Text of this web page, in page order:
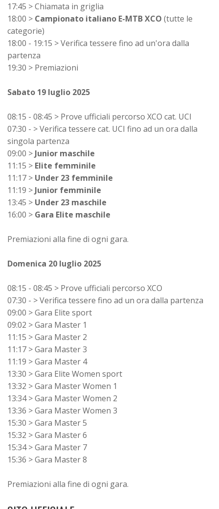
17:45 > Chiamata in griglia
18:00 > Campionato italiano E-MTB XCO (tutte le
categorie)
18:00 - 19:15 > Verifica tessere fino ad un'ora dalla
partenza
19:30 > Premiazioni
Sabato 19 luglio 2025
08:15 - 08:45 > Prove ufficiali percorso XCO cat. UCI
07:30 - > Verifica tessere cat. UCI fino ad un ora dalla
singola partenza
09:00 > Junior maschile
11:15 > Elite femminile
11:17 > Under 23 femminile
11:19 > Junior femminile
13:45 > Under 23 maschile
16:00 > Gara Elite maschile
Premiazioni alla fine di ogni gara.
Domenica 20 luglio 2025
08:15 - 08:45 > Prove ufficiali percorso XCO
07:30 - > Verifica tessere fino ad un ora dalla partenza
09:00 > Gara Elite sport
09:02 > Gara Master 1
11:15 > Gara Master 2
11:17 > Gara Master 3
11:19 > Gara Master 4
13:30 > Gara Elite Women sport
13:32 > Gara Master Women 1
13:34 > Gara Master Women 2
13:36 > Gara Master Women 3
15:30 > Gara Master 5
15:32 > Gara Master 6
15:34 > Gara Master 7
15:36 > Gara Master 8
Premiazioni alla fine di ogni gara.